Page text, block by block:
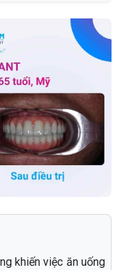
khiến việc ăn uống